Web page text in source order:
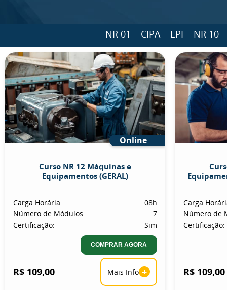
NR 01 CIPA EPI NR 10
Online
Curso NR 12 Máquinas e
Equipamentos (GERAL)
Carga Horária:
08h
Número de Módulos:
7
Certificação:
Sim
COMPRAR AGORA
R$ 109,00 Mais Info +
Carga
Número de
Certificação:
R$ 109,00